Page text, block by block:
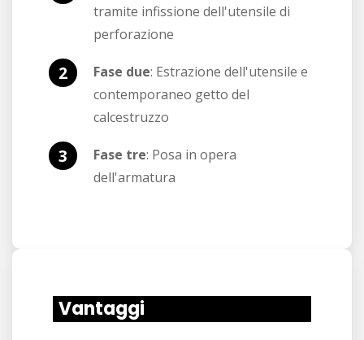
tramite infissione dell'utensile di
perforazione
Fase due: Estrazione dell'utensile e
contemporaneo getto del
calcestruzzo
Fase tre: Posa in opera
dell'armatura
Vantaggi